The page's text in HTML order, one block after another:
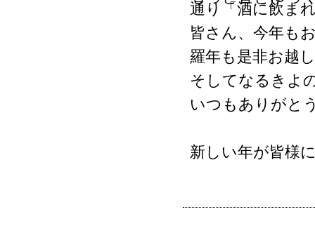
通り「酒に飲ま
皆さん、今年も
羅年も是非お越
そしてなるきよ
いつもありがと
新しい年が皆様